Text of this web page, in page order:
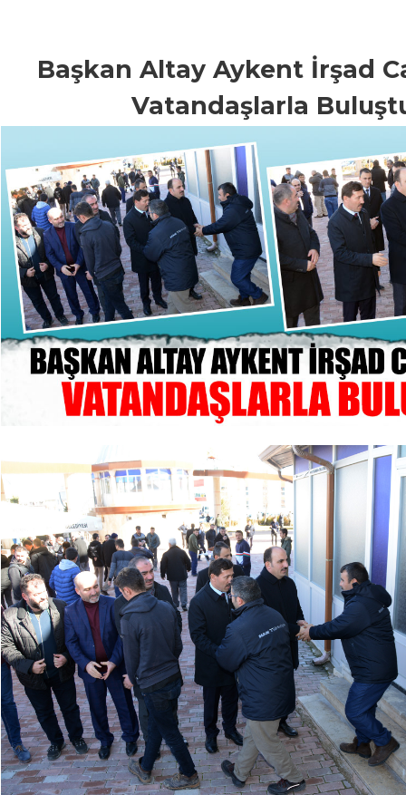
Başkan Altay Aykent İrşad
Vatandaşlarla